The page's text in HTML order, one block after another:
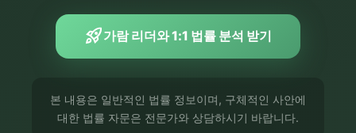
rocket_launch가람 리더와 1:1 법률 분석 받기
본 내용은 일반적인 법률 정보이며, 구체적인 사안에
대한 법률 자문은 전문가와 상담하시기 바랍니다.